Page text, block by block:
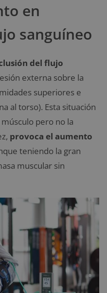
en
sanguíneo
del flujo
externa sobre la
superiores e
al torso). Esta situación
pero no la
provoca el aumento
teniendo la gran
muscular sin